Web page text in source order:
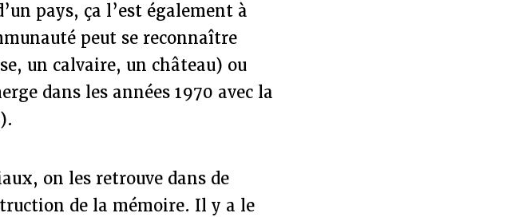
pays, ça l’est également à
peut se reconnaître
un calvaire, un château) ou
dans les années 1970 avec la
on les retrouve dans de
de la mémoire. Il y a le